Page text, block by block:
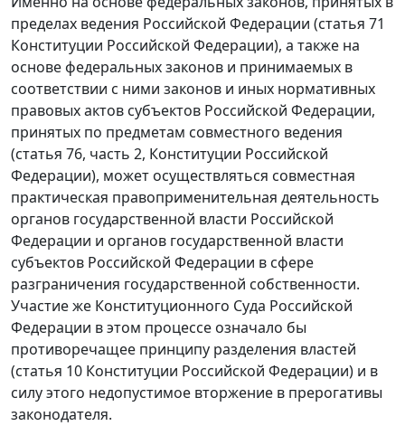
пределах ведения Российской Федерации (статья 71
Конституции Российской Федерации), а также на
основе федеральных законов и принимаемых в
соответствии с ними законов и иных нормативных
правовых актов субъектов Российской Федерации,
принятых по предметам совместного ведения
(статья 76, часть 2, Конституции Российской
Федерации), может осуществляться совместная
практическая правоприменительная деятельность
органов государственной власти Российской
Федерации и органов государственной власти
субъектов Российской Федерации в сфере
разграничения государственной собственности.
Участие же Конституционного Суда Российской
Федерации в этом процессе означало бы
противоречащее принципу разделения властей
(статья 10 Конституции Российской Федерации) и в
силу этого недопустимое вторжение в прерогативы
законодателя.